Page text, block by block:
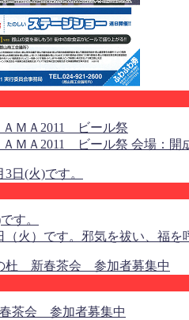
ＡＭＡ2011 ビール祭
ＭＡ2011 ビール祭 会場：開
す。
（火）です。邪気を祓い、福
茶会 参加者募集中